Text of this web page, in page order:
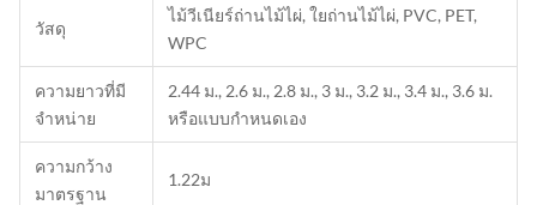
วัสดุ
ไม้วีเนียร์ถ่านไม้ไผ่, ใยถ่านไม้ไผ่, PVC, PET,
WPC
ความยาวที่มี
จำหน่าย
2.44 ม., 2.6 ม., 2.8 ม., 3 ม., 3.2 ม., 3.4 ม., 3.6 ม.
หรือแบบกำหนดเอง
ความกว้าง
มาตรฐาน
1.22ม